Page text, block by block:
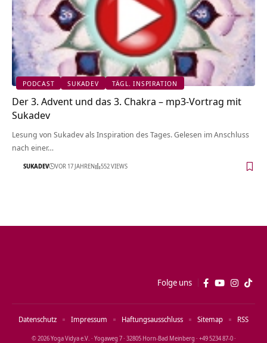
PODCAST SUKADEV TÄGL. INSPIRATION
Der 3. Advent und das 3. Chakra – mp3-Vortrag mit
Sukadev
Lesung von Sukadev als Inspiration des Tages. Gelesen im Anschluss
nach einer…
SUKADEV VOR 17 JAHREN 552 VIEWS
Folge uns
© 2026 Yoga Vidya e.V. · Yogaweg 7 · 32805 Horn‑Bad Meinberg · +49 5234 87‑0 ·
Datenschutz Impressum Haftungsausschluss Sitemap RSS